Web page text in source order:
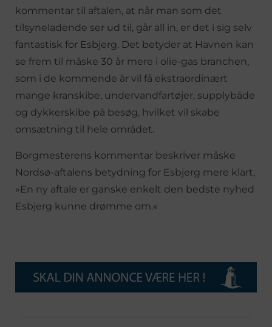
kommentar til aftalen, at når man som det
tilsyneladende ser ud til, går all in, er det i sig selv
fantastisk for Esbjerg. Det betyder at Havnen kan
se frem til måske 30 år mere i olie-gas branchen,
som i de kommende år vil få ekstraordinært
mange kranskibe, undervandfartøjer, supplybåde
og dykkerskibe på besøg, hvilket vil skabe
omsætning til hele området.
Borgmesterens kommentar beskriver måske
Nordsø-aftalens betydning for Esbjerg mere klart,
»En ny aftale er ganske enkelt den bedste nyhed
Esbjerg kunne drømme om.«